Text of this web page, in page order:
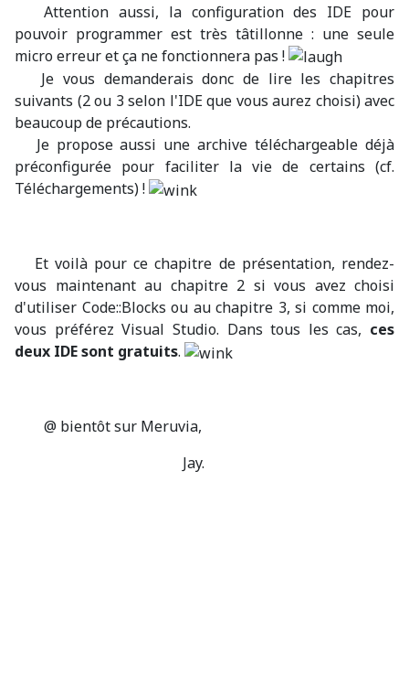
Attention aussi, la configuration des IDE pour
pouvoir programmer est très tâtillonne : une seule
micro erreur et ça ne fonctionnera pas !
Je vous demanderais donc de lire les chapitres
suivants (2 ou 3 selon l'IDE que vous aurez choisi) avec
beaucoup de précautions.
Je propose aussi une archive téléchargeable déjà
préconfigurée pour faciliter la vie de certains (cf.
Téléchargements) !
Et voilà pour ce chapitre de présentation, rendez-
vous maintenant au chapitre 2 si vous avez choisi
d'utiliser Code::Blocks ou au chapitre 3, si comme moi,
vous préférez Visual Studio. Dans tous les cas, ces
deux IDE sont gratuits.
@ bientôt sur Meruvia,
Jay.